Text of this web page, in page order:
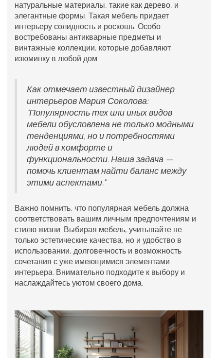
натуральные материалы, такие как дерево, и
элегантные формы. Такая мебель придает
интерьеру солидность и роскошь. Особо
востребованы антикварные предметы и
винтажные коллекции, которые добавляют
изюминку в любой дом.
Как отмечает известный дизайнер
интерьеров Мария Соколова:
"Популярность тех или иных видов
мебели обусловлена не только модными
тенденциями, но и потребностями
людей в комфорте и
функциональности. Наша задача —
помочь клиентам найти баланс между
этими аспектами."
Важно помнить, что популярная мебель должна
соответствовать вашим личным предпочтениям и
стилю жизни. Выбирая мебель, учитывайте не
только эстетические качества, но и удобство в
использовании, долговечность и возможность
сочетания с уже имеющимися элементами
интерьера. Внимательно подходите к выбору и
наслаждайтесь уютом своего дома.